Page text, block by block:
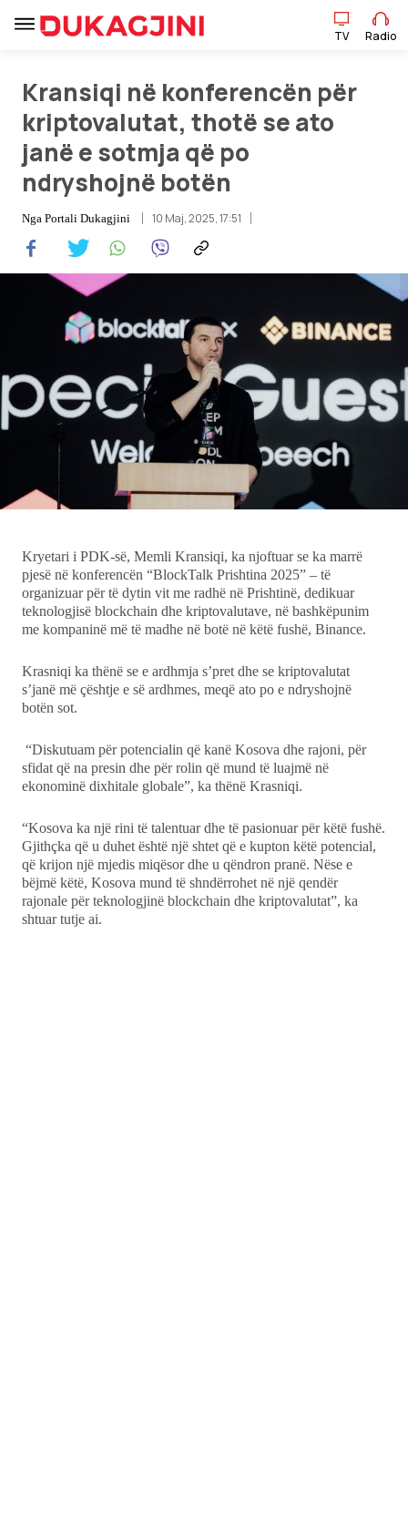
TV Radio
Lajme
Sport
Pikëpamje
Art Jete
Showbiz
Ekonomi
Teknologji
DuVideo
TV Radio
Kransiqi në konferencën për
kriptovalutat, thotë se ato
janë e sotmja që po
ndryshojnë botën
Nga Portali Dukagjini 10 Maj, 2025, 17:51
Kryetari i PDK-së, Memli Kransiqi, ka njoftuar se ka marrë
pjesë në konferencën “BlockTalk Prishtina 2025” – të
organizuar për të dytin vit me radhë në Prishtinë, dedikuar
teknologjisë blockchain dhe kriptovalutave, në bashkëpunim
me kompaninë më të madhe në botë në këtë fushë, Binance.
Krasniqi ka thënë se e ardhmja s’pret dhe se kriptovalutat
s’janë më çështje e së ardhmes, meqë ato po e ndryshojnë
botën sot.
“Diskutuam për potencialin që kanë Kosova dhe rajoni, për
sfidat që na presin dhe për rolin që mund të luajmë në
ekonominë dixhitale globale”, ka thënë Krasniqi.
“Kosova ka një rini të talentuar dhe të pasionuar për këtë fushë.
Gjithçka që u duhet është një shtet që e kupton këtë potencial,
që krijon një mjedis miqësor dhe u qëndron pranë. Nëse e
bëjmë këtë, Kosova mund të shndërrohet në një qendër
rajonale për teknologjinë blockchain dhe kriptovalutat”, ka
shtuar tutje ai.